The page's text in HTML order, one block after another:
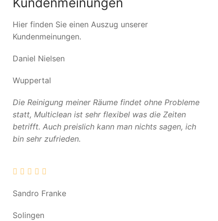
Hier finden Sie einen Auszug unserer
Kundenmeinungen.
Daniel Nielsen
Wuppertal
Die Reinigung meiner Räume findet ohne Probleme
statt, Multiclean ist sehr flexibel was die Zeiten
betrifft. Auch preislich kann man nichts sagen, ich
bin sehr zufrieden.
Sandro Franke
Solingen